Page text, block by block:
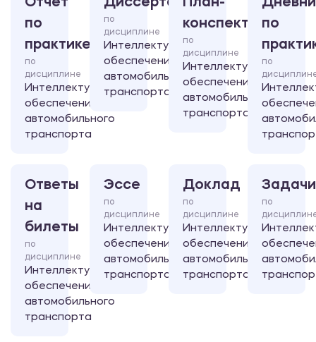
Отчет
по
практике
по
дисциплине
Интеллектуальное
обеспечение
автомобильного
транспорта
Диссертация
по
дисциплине
Интеллектуальное
обеспечение
автомобильного
транспорта
План-
конспект
по
дисциплине
Интеллектуальное
обеспечение
автомобильного
транспорта
по
по
Ответы
на
билеты
по
дисциплине
Интеллектуальное
обеспечение
автомобильного
транспорта
Эссе
по
дисциплине
Интеллектуальное
обеспечение
автомобильного
транспорта
Доклад
по
дисциплине
Интеллектуальное
обеспечение
автомобильного
транспорта
Задачи
по